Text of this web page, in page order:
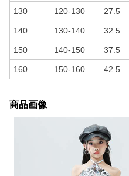
130 120-130 27.5
140 130-140 32.5
150 140-150 37.5
160 150-160 42.5
商品画像